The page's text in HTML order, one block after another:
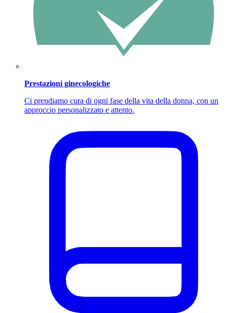
Prestazioni ginecologiche
Ci prendiamo cura di ogni fase della vita della donna, con un
approccio personalizzato e attento.